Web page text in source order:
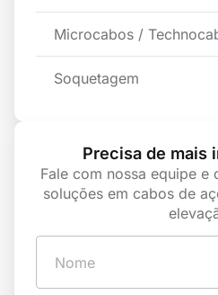
Microcabos /
Soquetagem
Precisa de mais
Fale com nossa equipe e
soluções em cabos de